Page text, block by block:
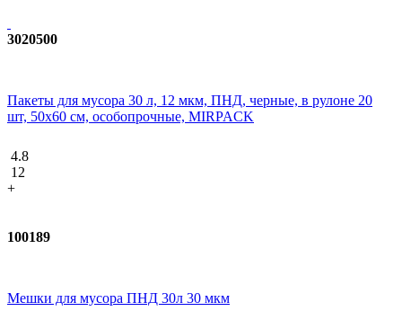
3020500
Пакеты для мусора 30 л, 12 мкм, ПНД, черные, в рулоне 20
шт, 50х60 см, особопрочные, MIRPACK
4.8
12
+
100189
Мешки для мусора ПНД 30л 30 мкм